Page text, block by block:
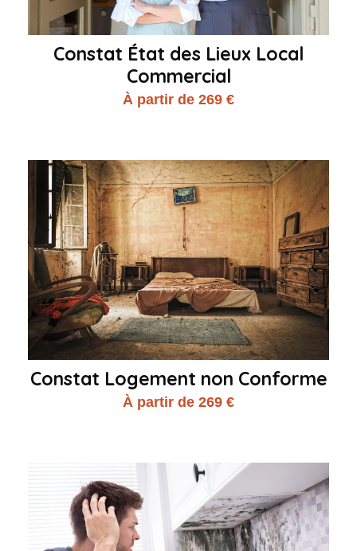
Constat État des Lieux Local
Commercial
À partir de 269 €
Constat Logement non Conforme
À partir de 269 €